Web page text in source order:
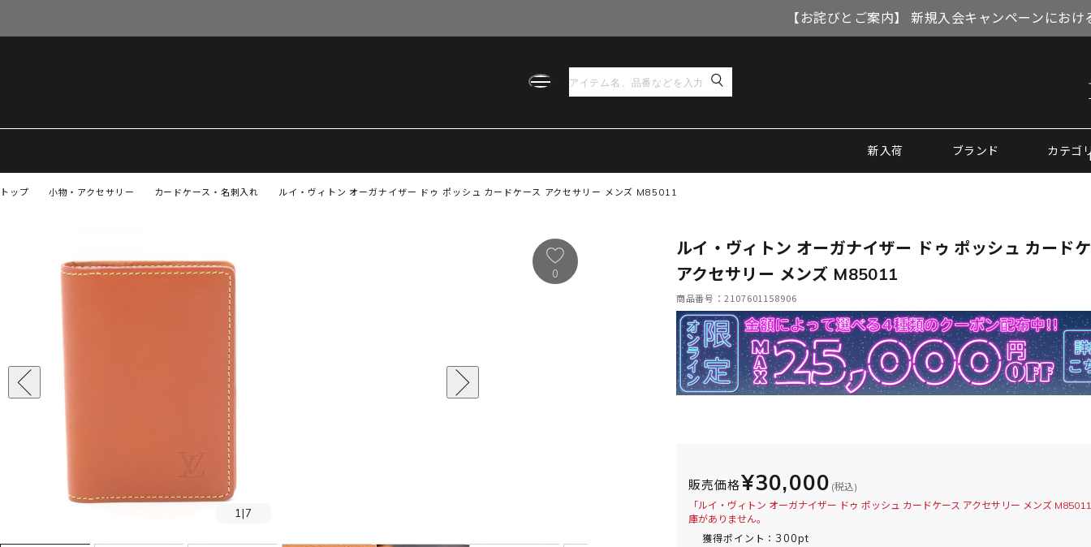
【お詫びとご案内】 新規入会キャンペーンにお
新入荷 ブランド カテゴ
トップ ルイ・ヴィトン オーガナイザー ドゥ ポッシュ カードケース アクセサリー メンズ M85011
小物・アクセサリー カードケース・名刺入れ
1 |7
0
ルイ・ヴィトン オーガナイザー ドゥ ポッシュ カード
アクセサリー メンズ M85011
商品番号：2107601158906
販売価格¥30,000 (税込)
「ルイ・ヴィトン オーガナイザー ドゥ ポッシュ カードケース アクセサリー メンズ
庫がありません。
獲得ポイント： 300pt